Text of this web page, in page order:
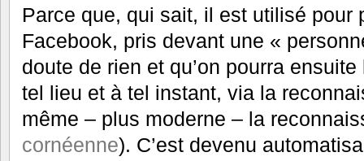
Parce que, qui sait, il est utilisé pour
Facebook, pris devant une «
doute de rien et qu’on pourra
tel lieu et à tel instant, via la
même – plus moderne – la
cornéenne). C’est devenu